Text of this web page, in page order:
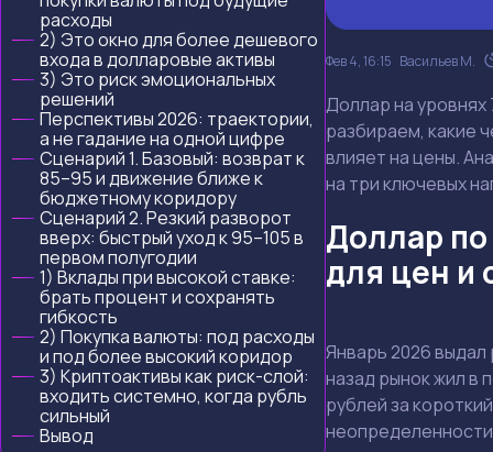
расходы
2) Это окно для более дешевого
входа в долларовые активы
3) Это риск эмоциональных
решений
Перспективы 2026: траектории,
а не гадание на одной цифре
Сценарий 1. Базовый: возврат к
85–95 и движение ближе к
бюджетному коридору
Сценарий 2. Резкий разворот
вверх: быстрый уход к 95–105 в
первом полугодии
1) Вклады при высокой ставке:
брать процент и сохранять
гибкость
2) Покупка валюты: под расходы
и под более высокий коридор
3) Криптоактивы как риск-слой:
входить системно, когда рубль
сильный
Вывод
Фев 4, 16:15 Васильев М.
Доллар на уровнях
разбираем, какие
влияет на цены.
на три ключевых
Доллар по
для цен и
Январь 2026 выдал
назад рынок жил в
рублей за